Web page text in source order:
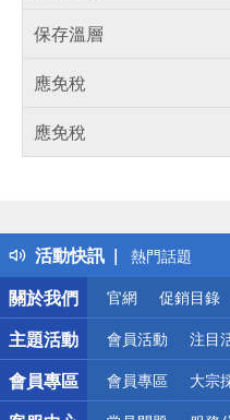
保存溫層
應免稅
應免稅
活動快訊
得獎公告
熱門話題
銀行優惠
偏遠地區配送
詐騙網頁！請
關於我們
官網 促銷目錄
主題活動 會員活動 注目
會員專區 會員專區 大宗